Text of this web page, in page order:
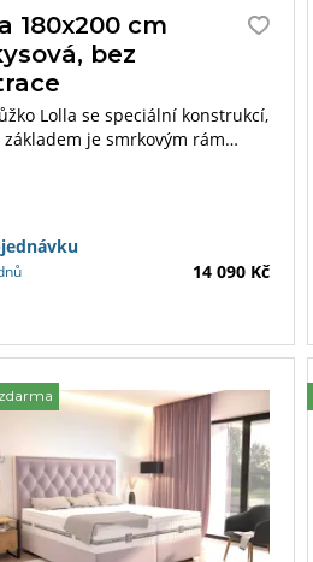
180x200 cm
bez
Lolla se speciální konstrukcí,
je smrkovým rám
14 090 Kč